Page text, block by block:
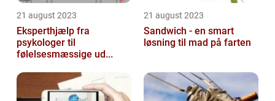
21 august 2023
Eksperthjælp fra
psykologer til
følelsesmæssige ud...
21 august 2023
Sandwich - en smart
løsning til mad på farten